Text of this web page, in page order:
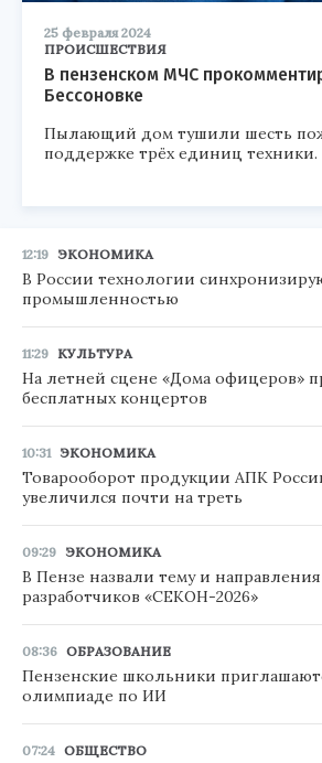
25 февраля 2024
ПРОИСШЕСТВИЯ
В пензенском МЧС
Бессоновке
Пылающий дом тушили шесть
поддержке трёх единиц техники.
12:19 ЭКОНОМИКА
В России технологии
промышленностью
11:29 КУЛЬТУРА
На летней сцене «Дома офицеров»
бесплатных концертов
10:31 ЭКОНОМИКА
Товарооборот продукции АПК
увеличился почти на треть
09:29 ЭКОНОМИКА
В Пензе назвали тему и
разработчиков «СЕКОН-2026»
08:36 ОБРАЗОВАНИЕ
Пензенские школьники
олимпиаде по ИИ
07:24 ОБЩЕСТВО